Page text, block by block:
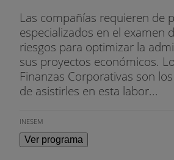
Las compañías requieren de
especializados en el examen
riesgos para optimizar la
sus proyectos económicos.
Finanzas Corporativas son
de asistirles en esta labor...
INESEM
Ver programa